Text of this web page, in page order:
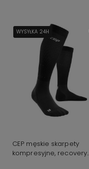
WYSYŁKA 24H
WYSYŁKA 24H
CEP męskie skarpety
kompresyjne, recovery